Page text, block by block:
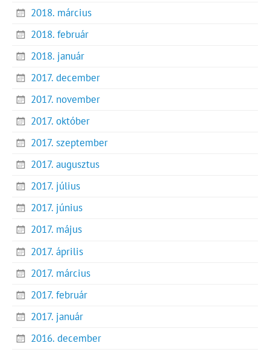
2018. március
2018. február
2018. január
2017. december
2017. november
2017. október
2017. szeptember
2017. augusztus
2017. július
2017. június
2017. május
2017. április
2017. március
2017. február
2017. január
2016. december